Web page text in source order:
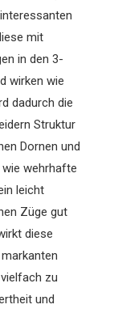
mit
in den 3-
wirken wie
dadurch die
Struktur
Dornen und
wehrhafte
leicht
Züge gut
diese
zu
und